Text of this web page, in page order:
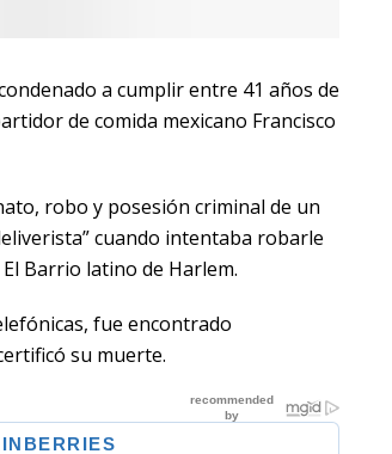
a cumplir entre 41 años de
de comida mexicano Francisco
robo y posesión criminal de un
cuando intentaba robarle
Barrio latino de Harlem.
fue encontrado
su muerte.